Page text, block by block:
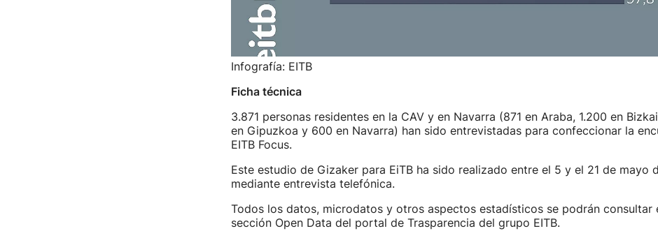
Infografía: EITB
Ficha técnica
3.871 personas residentes en la CAV y en Navarra (871 en Araba, 1.200 en
en Gipuzkoa y 600 en Navarra) han sido entrevistadas para confeccionar la
EITB Focus.
Este estudio de Gizaker para EiTB ha sido realizado entre el 5 y el 21 de mayo
mediante entrevista telefónica.
Todos los datos, microdatos y otros aspectos estadísticos se podrán consultar
sección Open Data del portal de Trasparencia del grupo EITB.